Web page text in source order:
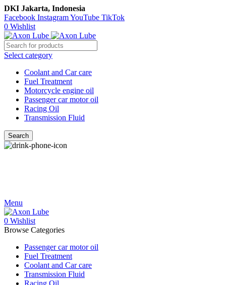
DKI Jakarta, Indonesia
Facebook InstagramYouTube TikTok
0 Wishlist
Select category
Coolant and Car care
Fuel Treatment
Motorcycle engine oil
Passenger car motor oil
Racing Oil
Transmission Fluid
Search
Menu
0 Wishlist
Browse Categories
Passenger car motor oil
Fuel Treatment
Coolant and Car care
Transmission Fluid
Racing Oil